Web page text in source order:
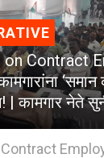
on Contract
| कामगार नेते